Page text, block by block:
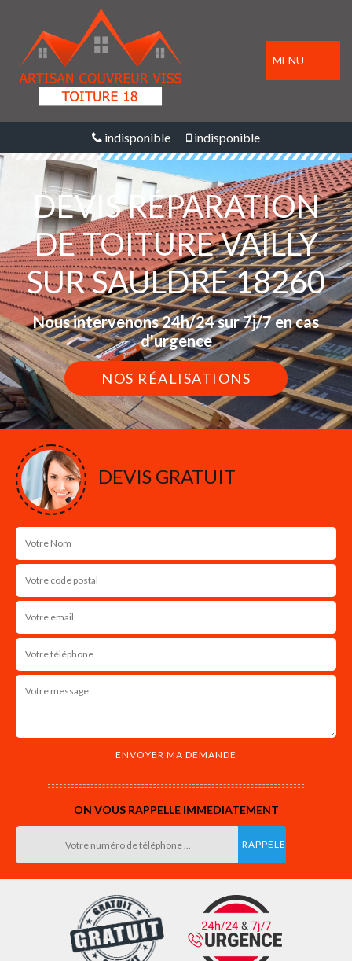
MENU
indisponible indisponible
DEVIS RÉPARATION
DE TOITURE VAILLY
SUR SAULDRE 18260
Nous intervenons 24h/24 sur 7j/7 en cas
d'urgence
NOS RÉALISATIONS
DEVIS GRATUIT
ON VOUS RAPPELLE IMMEDIATEMENT